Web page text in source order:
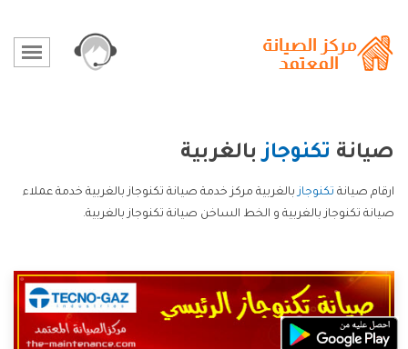
صيانة تكنوجازبالغربية
ارقام صيانة تكنوجازبالغربية مركز خدمة صيانة تكنوجاز بالغربية خدمة عملاء
صيانة تكنوجاز بالغربية و الخط الساخن صيانة تكنوجاز بالغربية.